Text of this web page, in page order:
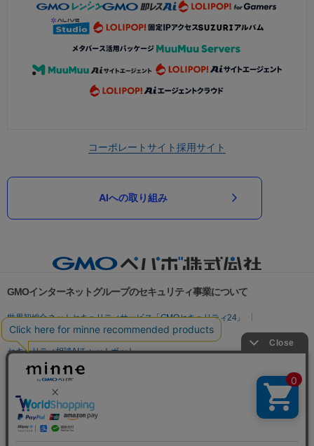
コーポレートサイト採用サイト
AIへの取り組み
GMOインターネットグループのセキュリティ事業について
世界初総合ネットセキュリティサービス「GMOセキュリティ24」
パスワード漏洩診断
Webサイトリスク診断
セキュリティ相談AIチャットボット
実在証明・盗聴対策
サイバー攻撃対策（GMO Flatt Security）
セキュリティ事業の軌跡